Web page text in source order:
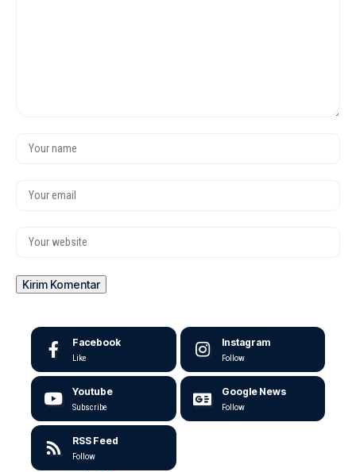
Facebook
Like
Instagram
Follow
Youtube
Subscribe
Google News
Follow
RSS Feed
Follow